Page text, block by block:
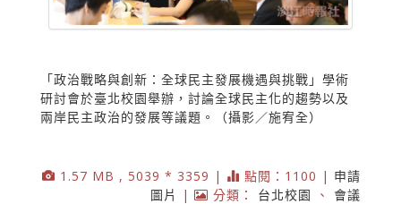
「政治戰略與創新：全球民主發展機遇與挑戰」學術
研討會於臺北校園舉辦，討論全球民主化的趨勢以及
兩岸民主政治的發展等議題。（攝影／施宥全）
1.57 MB , 5039 * 3359 | 點閱：1100 | 申請
圖片
| 分類： 台北校園 、 會議